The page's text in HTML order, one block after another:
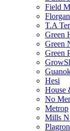
Field
T.A
Green
Green
Green
Hesi
House
No
Metrop
Mills
Plagron